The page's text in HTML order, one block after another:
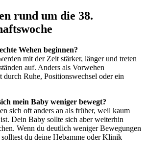
rund um die 38.
Wehen beginnen?
mit der Zeit stärker, länger und treten
auf. Anders als Vorwehen
durch Ruhe, Positionswechsel oder ein
mein Baby weniger bewegt?
sich oft anders an als früher, weil kaum
Dein Baby sollte sich aber weiterhin
Wenn du deutlich weniger Bewegungen
du deine Hebamme oder Klinik